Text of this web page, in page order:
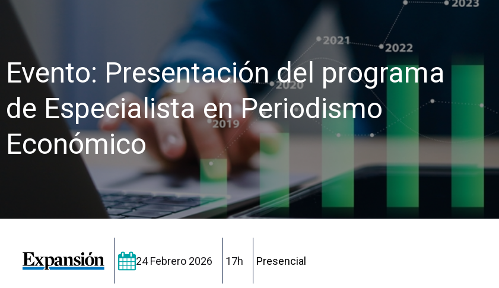
Evento: Presentación del programa
de Especialista en Periodismo
Económico
24 Febrero 2026 17h Presencial